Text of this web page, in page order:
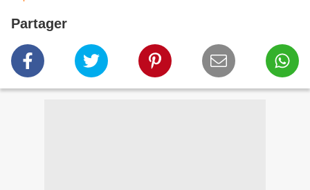
Partager